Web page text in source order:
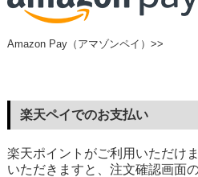
Amazon Pay（アマゾンペイ）>>
楽天ペイでのお支払い
楽天ポイントがご利用いただけ
いただきますと、注文確認画面